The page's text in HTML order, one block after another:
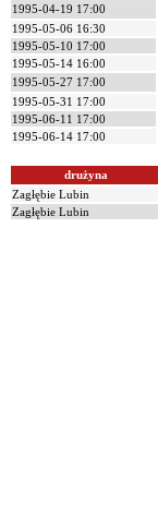
1995-04-19 17:00
1995-05-06 16:30
1995-05-10 17:00
1995-05-14 16:00
1995-05-27 17:00
1995-05-31 17:00
1995-06-11 17:00
1995-06-14 17:00
drużyna
Zagłębie Lubin
Zagłębie Lubin